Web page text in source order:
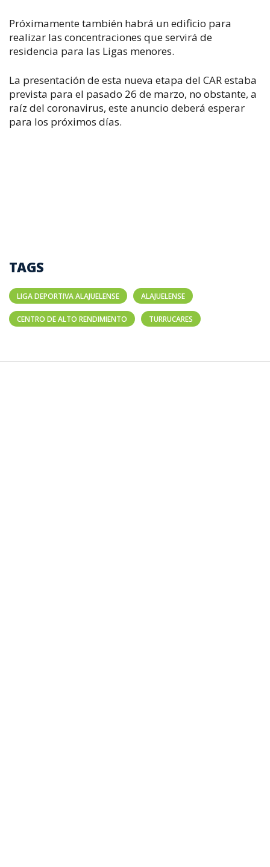
Próximamente también habrá un edificio para
realizar las concentraciones que servirá de
residencia para las Ligas menores.
La presentación de esta nueva etapa del CAR estaba
prevista para el pasado 26 de marzo, no obstante, a
raíz del coronavirus, este anuncio deberá esperar
para los próximos días.
TAGS
LIGA DEPORTIVA ALAJUELENSE ALAJUELENSE
CENTRO DE ALTO RENDIMIENTO TURRUCARES